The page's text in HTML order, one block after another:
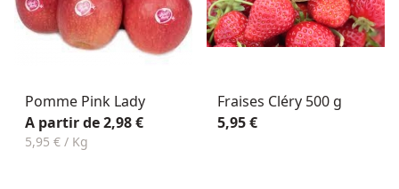
Pomme Pink Lady
A partir de 2,98 €
5,95 € / Kg
Fraises Cléry 500 g
5,95 €